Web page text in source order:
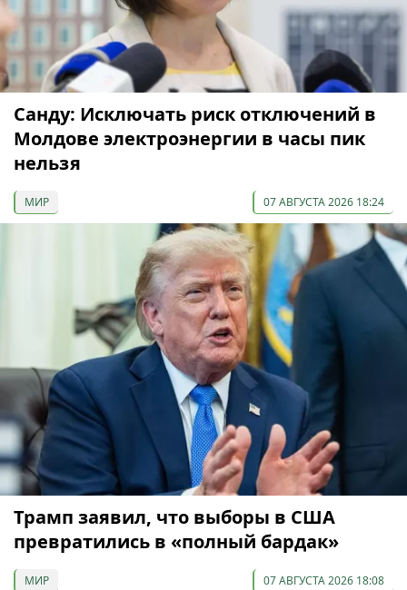
Санду: Исключать риск отключений в
Молдове электроэнергии в часы пик
нельзя
МИР 07 АВГУСТА 2026 18:24
Трамп заявил, что выборы в США
превратились в «полный бардак»
МИР 07 АВГУСТА 2026 18:08